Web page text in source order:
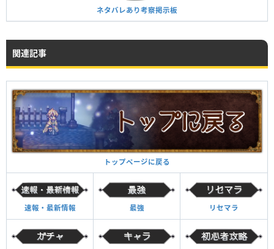
ネタバレあり考察掲示板
関連記事
トップページに戻る
速報・最新情報 最強 リセマラ